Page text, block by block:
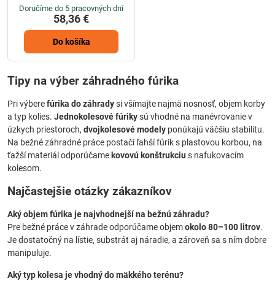
Doručíme do 5 pracovných dní
58,36 €
Do košíka
Tipy na výber záhradného fúrika
Pri výberefúrika do záhradysi všímajte najmä nosnosť, objem korby
a typ kolies. Jednokolesové fúrikysú vhodné na manévrovanie v
úzkych priestoroch, dvojkolesové modely ponúkajú väčšiu stabilitu.
Na bežné záhradné práce postačí ľahší fúrik s plastovou korbou, na
ťažší materiál odporúčame kovovú konštrukciu s nafukovacím
kolesom.
Najčastejšie otázky zákazníkov
Aký objem fúrika je najvhodnejší na bežnú záhradu?
Pre bežné práce v záhrade odporúčame objemokolo 80–100 litrov.
Je dostatočný na lístie, substrát aj náradie, a zároveň sa s ním dobre
manipuluje.
Aký typ kolesa je vhodný do mäkkého terénu?